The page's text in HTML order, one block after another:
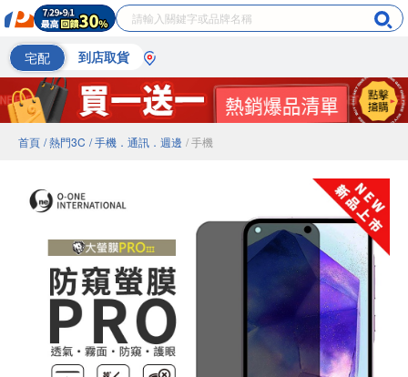
宅配 到店取貨
首頁 / 熱門3C / 手機．通訊．週邊 / 手機